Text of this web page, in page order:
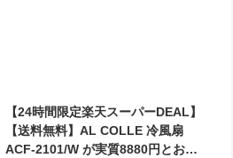
【24時間限定楽天スーパーDEAL】
【送料無料】AL COLLE 冷風扇
ACF-2101/W が実質8880円とお買